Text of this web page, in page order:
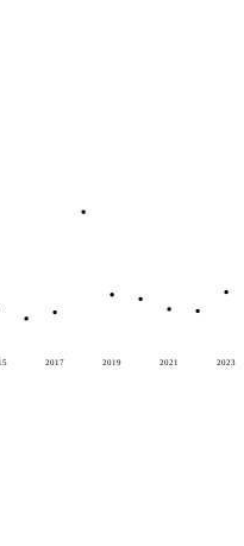
2017 2019 2021 2023